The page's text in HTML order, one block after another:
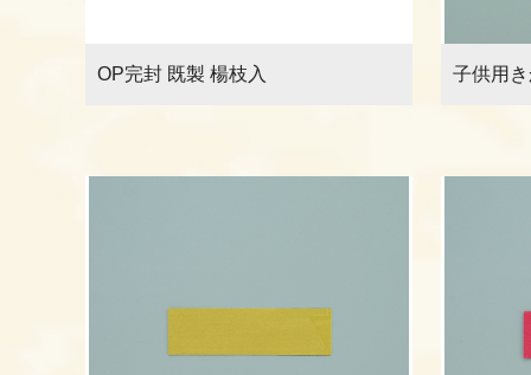
OP完封 既製 楊枝入 子供用